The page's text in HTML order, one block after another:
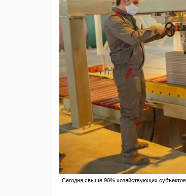
Сегодня свыше 90% хозяйствующих субъектов